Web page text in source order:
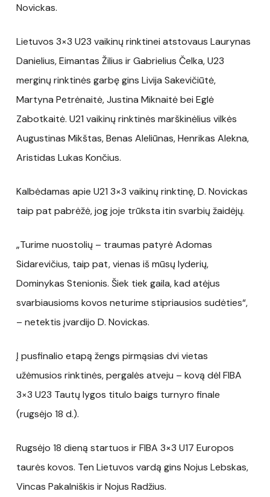
Novickas.
Lietuvos 3×3 U23 vaikinų rinktinei atstovaus Laurynas
Danielius, Eimantas Žilius ir Gabrielius Čelka, U23
merginų rinktinės garbę gins Livija Sakevičiūtė,
Martyna Petrėnaitė, Justina Miknaitė bei Eglė
Zabotkaitė. U21 vaikinų rinktinės marškinėlius vilkės
Augustinas Mikštas, Benas Aleliūnas, Henrikas Alekna,
Aristidas Lukas Končius.
Kalbėdamas apie U21 3×3 vaikinų rinktinę, D. Novickas
taip pat pabrėžė, jog joje trūksta itin svarbių žaidėjų.
„Turime nuostolių – traumas patyrė Adomas
Sidarevičius, taip pat, vienas iš mūsų lyderių,
Dominykas Stenionis. Šiek tiek gaila, kad atėjus
svarbiausioms kovos neturime stipriausios sudėties“,
– netektis įvardijo D. Novickas.
Į pusfinalio etapą žengs pirmąsias dvi vietas
užėmusios rinktinės, pergalės atveju – kovą dėl FIBA
3×3 U23 Tautų lygos titulo baigs turnyro finale
(rugsėjo 18 d.).
Rugsėjo 18 dieną startuos ir FIBA 3×3 U17 Europos
taurės kovos. Ten Lietuvos vardą gins Nojus Lebskas,
Vincas Pakalniškis ir Nojus Radžius.